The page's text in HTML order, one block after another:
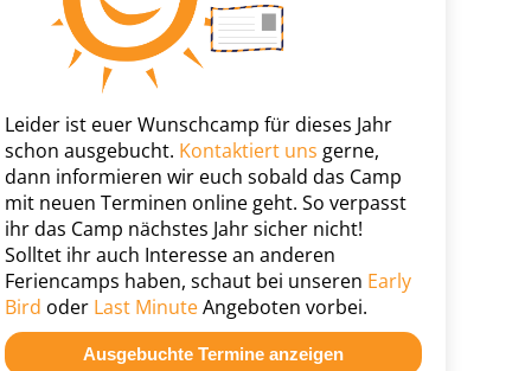
Leider ist euer Wunschcamp für dieses Jahr
schon ausgebucht. Kontaktiert uns gerne,
dann informieren wir euch sobald das Camp
mit neuen Terminen online geht. So verpasst
ihr das Camp nächstes Jahr sicher nicht!
Solltet ihr auch Interesse an anderen
Feriencamps haben, schaut bei unseren Early
Bird oder Last MinuteAngeboten vorbei.
Ausgebuchte Termine anzeigen